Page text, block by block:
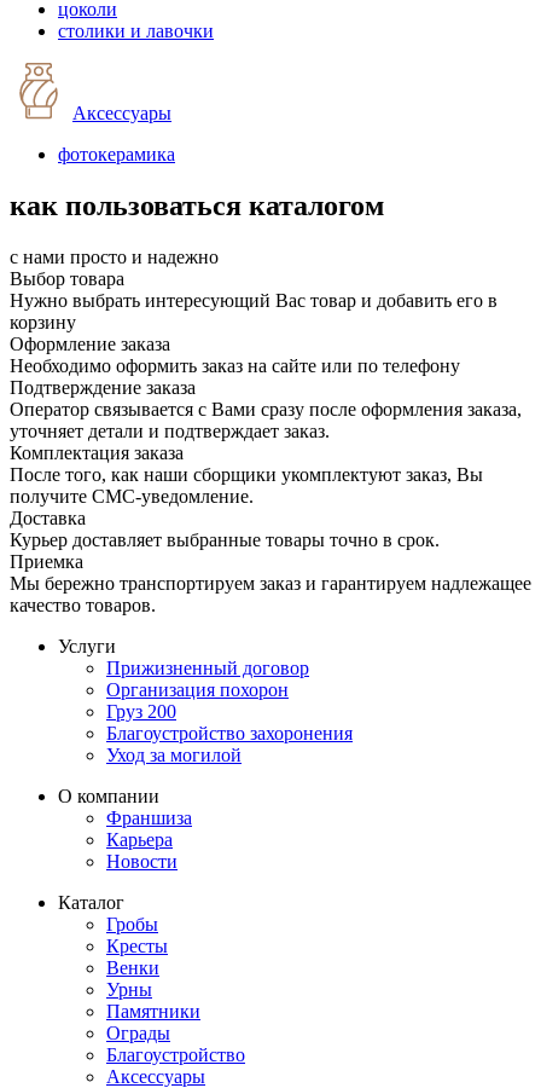
цоколи
столики и лавочки
Аксессуары
фотокерамика
как пользоваться каталогом
с нами просто и надежно
Выбор товара
Нужно выбрать интересующий Вас товар и добавить его в
корзину
Оформление заказа
Необходимо оформить заказ на сайте или по телефону
Подтверждение заказа
Оператор связывается с Вами сразу после оформления заказа,
уточняет детали и подтверждает заказ.
Комплектация заказа
После того, как наши сборщики укомплектуют заказ, Вы
получите СМС-уведомление.
Доставка
Курьер доставляет выбранные товары точно в срок.
Приемка
Мы бережно транспортируем заказ и гарантируем надлежащее
качество товаров.
Услуги
Прижизненный договор
Организация похорон
Груз 200
Благоустройство захоронения
Уход за могилой
О компании
Франшиза
Карьера
Новости
Каталог
Гробы
Кресты
Венки
Урны
Памятники
Ограды
Благоустройство
Аксессуары